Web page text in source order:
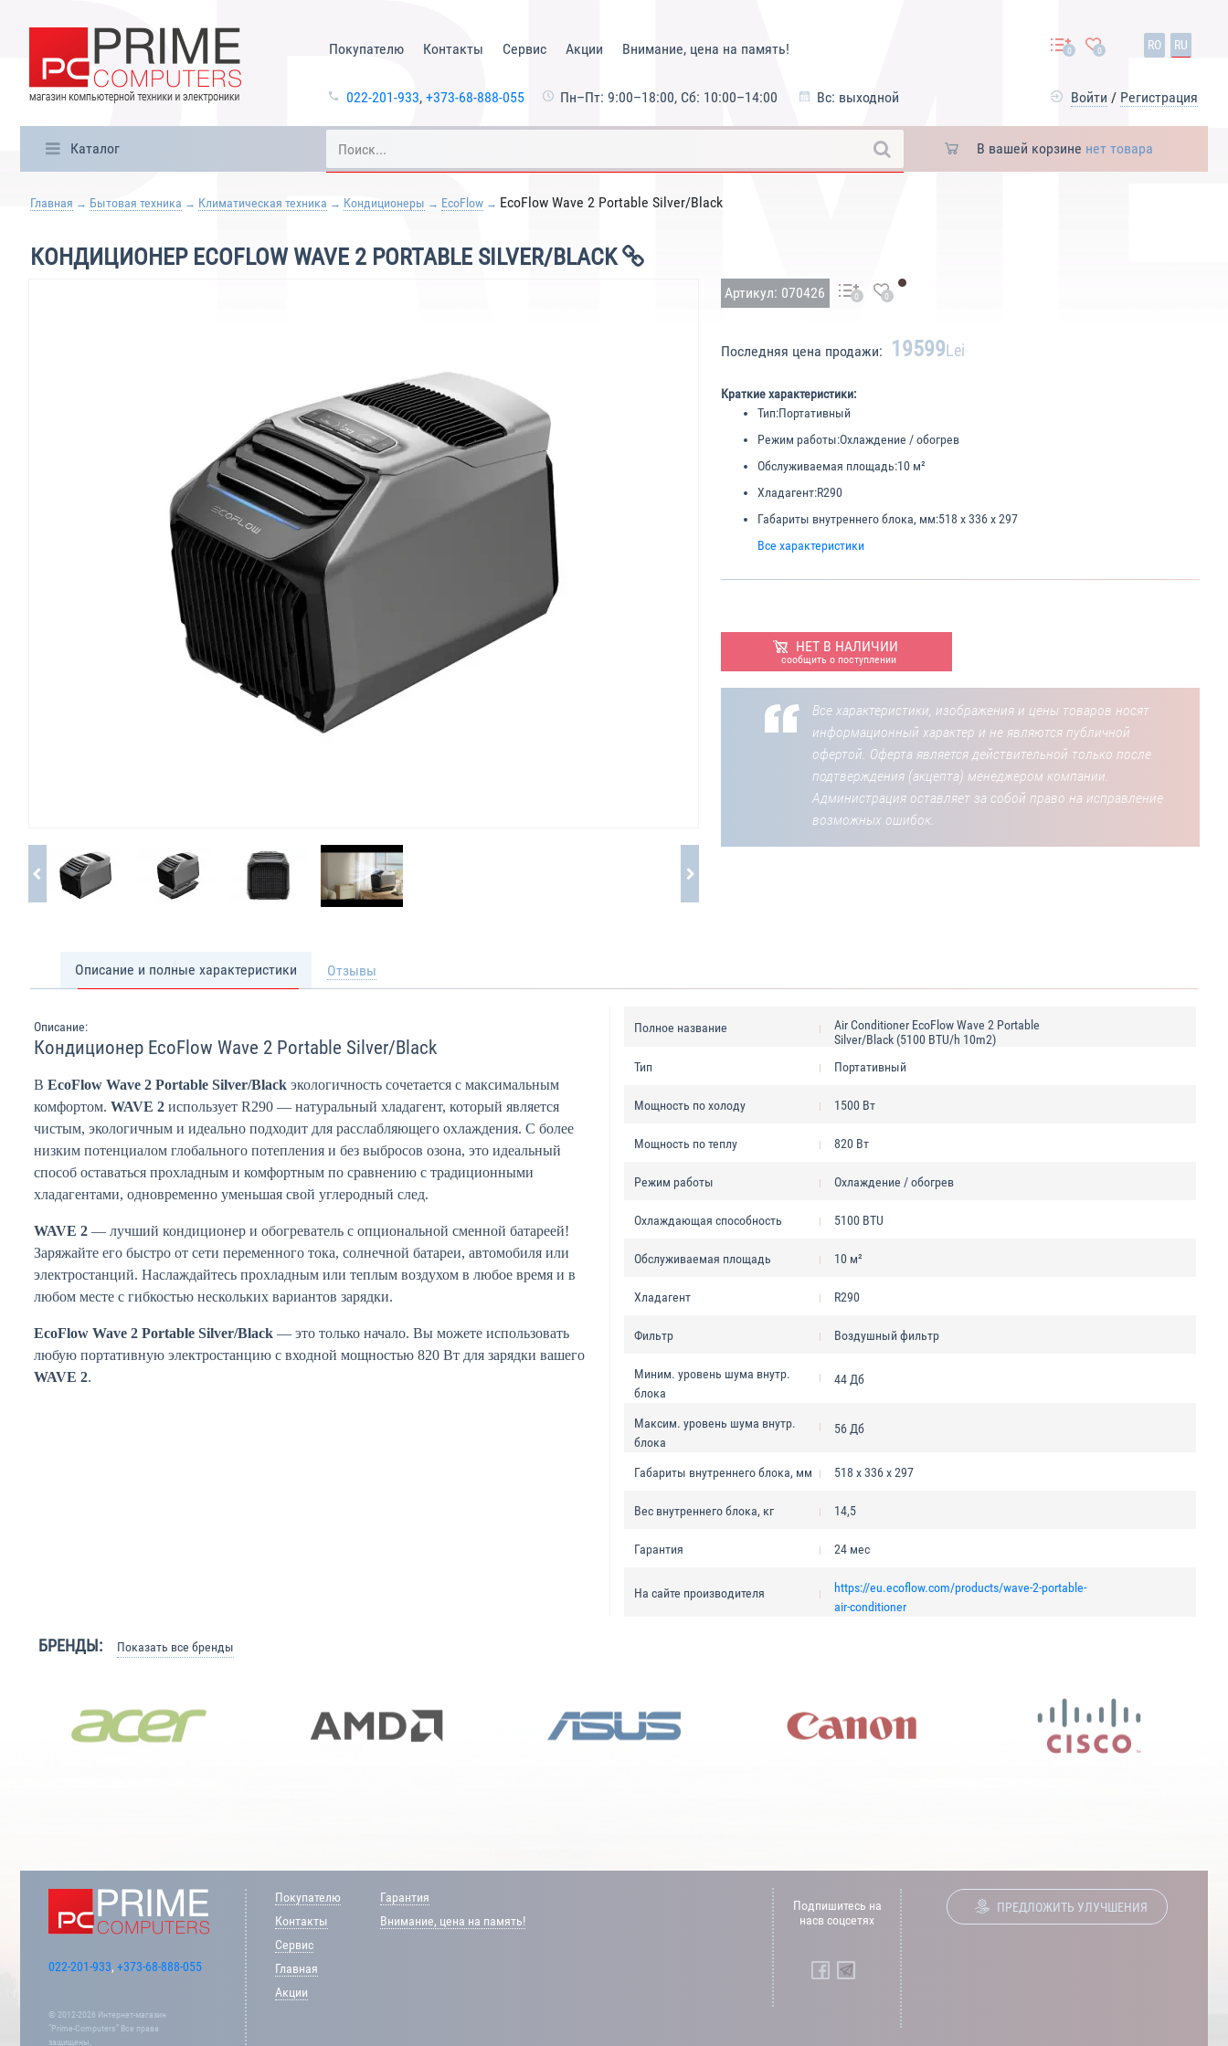
Покупателю Контакты Сервис Акции Внимание, цена на память!
022-201-933, +373-68-888-055 Пн–Пт: 9:00–18:00, Сб: 10:00–14:00 Вс: выходной
0 0 RO RU
Войти / Регистрация
Каталог В вашей корзине нет товара
Главная Бытовая техника Климатическая техника Кондиционеры EcoFlow EcoFlow Wave 2 Portable Silver/Black
КОНДИЦИОНЕР ECOFLOW WAVE 2 PORTABLE SILVER/BLACK
Артикул: 070426 0 0
Последняя цена продажи: 19599Lei
Краткие характеристики:
Тип:Портативный
Режим работы:Охлаждение / обогрев
Обслуживаемая площадь:10 м²
Хладагент:R290
Габариты внутреннего блока, мм:518 х 336 х 297
Все характеристики
НЕТ В НАЛИЧИИ
сообщить о поступлении
Все характеристики, изображения и цены товаров носят
информационный характер и не являются публичной
офертой. Оферта является действительной только после
подтверждения (акцепта) менеджером компании.
Администрация оставляет за собой право на исправление
возможных ошибок.
Описание и полные характеристики Отзывы
Описание:
Кондиционер EcoFlow Wave 2 Portable Silver/Black
В EcoFlow Wave 2 Portable Silver/Black экологичность сочетается с максимальным
комфортом. WAVE 2 использует R290 — натуральный хладагент, который является
чистым, экологичным и идеально подходит для расслабляющего охлаждения. С более
низким потенциалом глобального потепления и без выбросов озона, это идеальный
способ оставаться прохладным и комфортным по сравнению с традиционными
хладагентами, одновременно уменьшая свой углеродный след.
WAVE 2 — лучший кондиционер и обогреватель с опциональной сменной батареей!
Заряжайте его быстро от сети переменного тока, солнечной батареи, автомобиля или
электростанций. Наслаждайтесь прохладным или теплым воздухом в любое время и в
любом месте с гибкостью нескольких вариантов зарядки.
EcoFlow Wave 2 Portable Silver/Black — это только начало. Вы можете использовать
любую портативную электростанцию с входной мощностью 820 Вт для зарядки вашего
WAVE 2.
Полное название
Air Сonditioner EcoFlow Wave 2 Portable
Silver/Black (5100 BTU/h 10m2)
Тип
Портативный
Мощность по холоду 1500 Вт
Мощность по теплу 820 Вт
Режим работы Охлаждение / обогрев
Охлаждающая способность 5100 BTU
Обслуживаемая площадь 10 м²
Хладагент R290
Фильтр Воздушный фильтр
Миним. уровень шума внутр.
блока
44 Дб
Максим. уровень шума внутр.
блока
56 Дб
Габариты внутреннего блока, мм 518 х 336 х 297
Вес внутреннего блока, кг 14,5
Гарантия 24 мес
На сайте производителя
https://eu.ecoflow.com/products/wave-2-portable-
air-conditioner
БРЕНДЫ: Показать все бренды
022-201-933, +373-68-888-055
© 2012-2026 Интернет-магазин
“Prime-Computers” Все права
защищены.
Покупателю
Контакты
Сервис
Главная
Акции
Гарантия
Внимание, цена на память!
Подпишитесь на
насв соцсетях
ПРЕДЛОЖИТЬ УЛУЧШЕНИЯ